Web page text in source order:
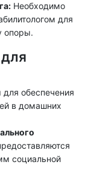
Необходимо
для
опоры.
обеспечения
в домашних
социальной